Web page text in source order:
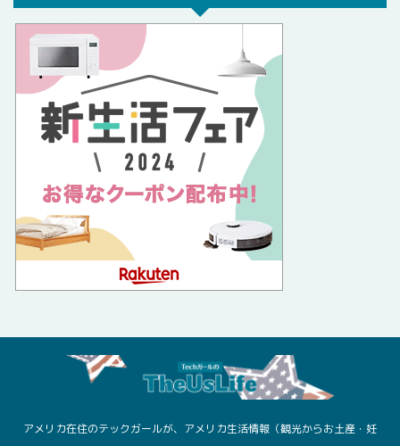
アメリカ在住のテックガールが、アメリカ生活情報（観光からお土産・妊